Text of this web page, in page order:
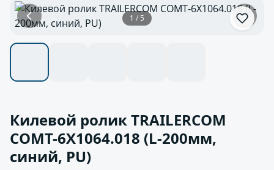
1 / 5
Килевой ролик TRAILERCOM
COMT-6X1064.018 (L-200мм,
синий, PU)